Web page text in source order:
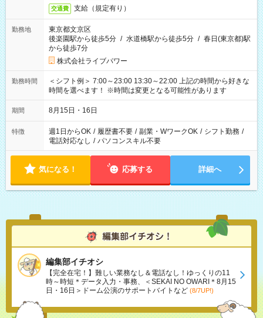
交通費 支給（規定有り）
勤務地
東京都文京区
後楽園駅から徒歩5分 / 水道橋駅から徒歩5分 / 春日(東京都)駅
から徒歩7分
株式会社ライブパワー
勤務時間
＜シフト例＞ 7:00～23:00 13:30～22:00 上記の時間から好きな
時間を選べます！ ※時間は変更となる可能性があります
期間 8月15日・16日
特徴 週1日からOK / 履歴書不要 / 副業・WワークOK / シフト勤務 /
電話対応なし / パソコンスキル不要
気になる！ 応募する 詳細へ
編集部イチオシ
【完全在宅！】難しい業務なし＆電話なし！ゆっくりの11
時～時短＊データ入力・事務、＜SEKAI NO OWARI＊8月15
日・16日＞ドーム公演のサポートバイトなど (8/7UP!)